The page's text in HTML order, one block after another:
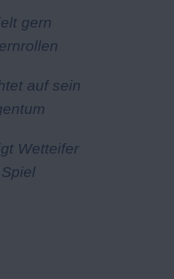
gern
auf sein
Wetteifer